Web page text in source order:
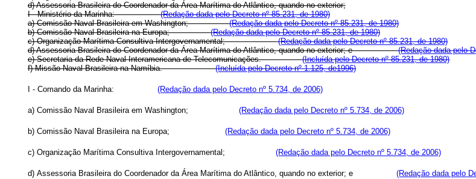
d) Assessoria Brasileira do Coordenador da Área Marítima do Atlântico, quando no exterior;
I - Ministério da Marinha:(Redação dada pelo Decreto nº 85.231, de 1980)
a) Comissão Naval Brasileira em Washington;(Redação dada pelo Decreto nº 85.231, de 1980)
b) Comissão Naval Brasileira na Europa;(Redação dada pelo Decreto nº 85.231, de 1980)
c) Organização Marítima Consultiva Intergovernamental;(Redação dada pelo Decreto nº 85.231, de 1980)
d) Assessoria Brasileira do Coordenador da Área Marítima do Atlântico, quando no exterior; e(Redação dada pelo
e) Secretaria da Rede Naval Interamericana de Telecomunicações.(Incluída pelo Decreto nº 85.231, de 1980)
f) Missão Naval Brasileira na Namíbia.(Incluída pelo Decreto nº 1.125, de1996)
I - Comando da Marinha: (Redação dada pelo Decreto nº 5.734, de 2006)
a) Comissão Naval Brasileira em Washington; (Redação dada pelo Decreto nº 5.734, de 2006)
b) Comissão Naval Brasileira na Europa; (Redação dada pelo Decreto nº 5.734, de 2006)
c) Organização Marítima Consultiva Intergovernamental; (Redação dada pelo Decreto nº 5.734, de 2006)
d) Assessoria Brasileira do Coordenador da Área Marítima do Atlântico, quando no exterior; e (Redação dada pelo